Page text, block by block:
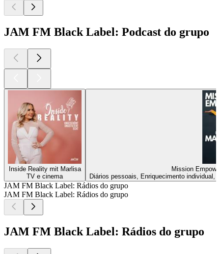
JAM FM Black Label: Podcast do grupo
Inside Reality mit Marlisa
TV e cinema
Mission
Diários pessoais, Enriquecimento
JAM FM Black Label: Rádios do grupo
JAM FM Black Label: Rádios do grupo
JAM FM Black Label: Rádios do grupo